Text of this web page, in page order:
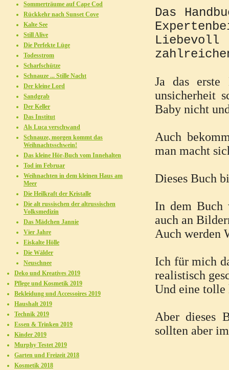
Das
Liebevoll
Ja das
unsicherheit
Baby nicht
Auch
man macht
Dieses Buch
In dem Buch
auch an
Auch werden
Ich für mich
realistisch
Und eine
Aber dieses
sollten aber
Sommerträume auf Cape Cod
Rückkehr nach Sunset Cove
Kalte See
Still Alive
Die Perfekte Lüge
Todesstrom
Scharfschütze
Schnauze ... Stille Nacht
Der kleine Lord
Sandgrab
Der Keller
Das Institut
Als Luca verschwand
Schnauze, morgen kommt das
Weihnachtsschwein!
Das kleine Hör-Buch vom Innehalten
Tod im Februar
Weihnachten in dem kleinen Haus am
Meer
Die Heilkraft der Kristalle
Die alt russischen der altrussischen
Volksmedizin
Das Mädchen Jannie
Vier Jahre
Eiskalte Hölle
Die Wälder
Neuschnee
Deko und Kreatives 2019
Pflege und Kosmetik 2019
Bekleidung und Accessoires 2019
Haushalt 2019
Technik 2019
Essen & Trinken 2019
Kinder 2019
Murphy Testet 2019
Garten und Freizeit 2018
Kosmetik 2018